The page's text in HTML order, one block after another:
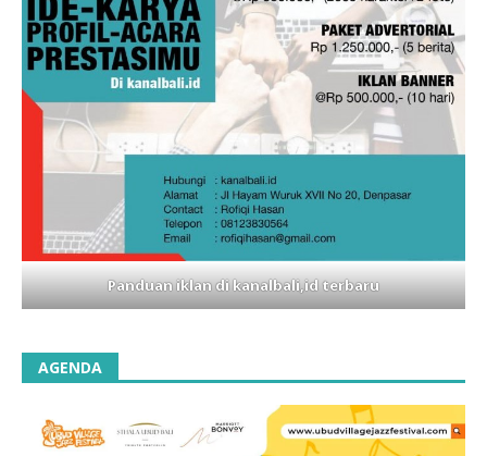
Panduan iklan di kanalbali,id terbaru
AGENDA